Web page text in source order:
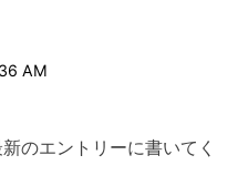
AM
のエントリーに書いてく